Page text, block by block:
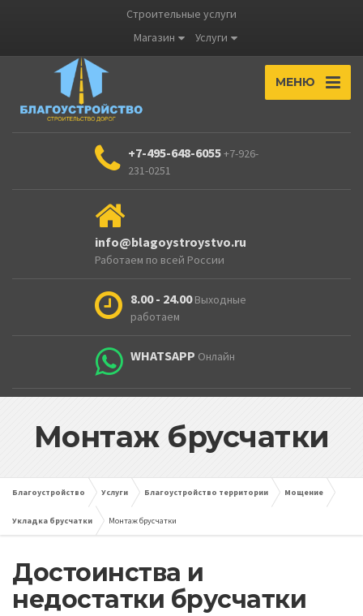
Строительные услуги
Магазин
Услуги
МЕНЮ
+7-495-648-6055+7-926-
231-0251
info@blagoystroystvo.ru
Работаем по всей России
8.00 - 24.00 Выходные
работаем
WHATSAPP Онлайн
Монтаж брусчатки
Благоустройство Услуги Благоустройство территории Мощение
Укладка брусчатки Монтаж брусчатки
Достоинства и
недостатки брусчатки